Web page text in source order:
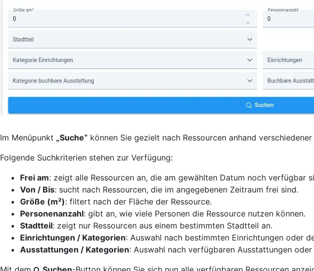
Im Menüpunkt „Suche“ können Sie gezielt nach Ressourcen anhand
Folgende Suchkriterien stehen zur Verfügung:
Frei am: zeigt alle Ressourcen an, die am gewählten Datum noch verfügbar
Von / Bis: sucht nach Ressourcen, die im angegebenen Zeitraum frei sind.
Größe (m²): filtert nach der Fläche der Ressource.
Personenanzahl: gibt an, wie viele Personen die Ressource nutzen können.
Stadtteil: zeigt nur Ressourcen aus einem bestimmten Stadtteil an.
Einrichtungen / Kategorien: Auswahl nach bestimmten Einrichtungen oder
Ausstattungen / Kategorien: Auswahl nach verfügbaren Ausstattungen